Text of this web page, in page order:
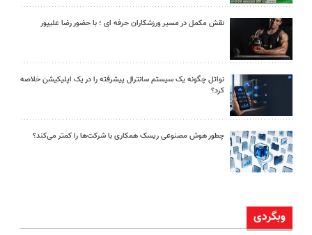
نقش مکمل در مسیر ورزشکاران حرفه ای ؛ با حضور رضا علیپور
نواتل چگونه یک سیستم سانترال پیشرفته را در یک اپلیکیشن خلاصه
کرد؟
چطور هوش مصنوعی ریسک همکاری با شرکت‌ها را کمتر می‌کند؟
وبگردی